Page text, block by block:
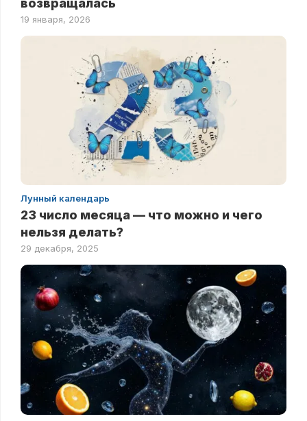
19 января, 2026
Лунный календарь
23 число месяца — что можно и чего
нельзя делать?
29 декабря, 2025